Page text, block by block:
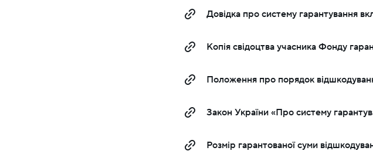
Довідка про систему гарантування
Копія свідоцтва учасника Фонду
Положення про порядок
Закон України «Про систему
Розмір гарантованої суми